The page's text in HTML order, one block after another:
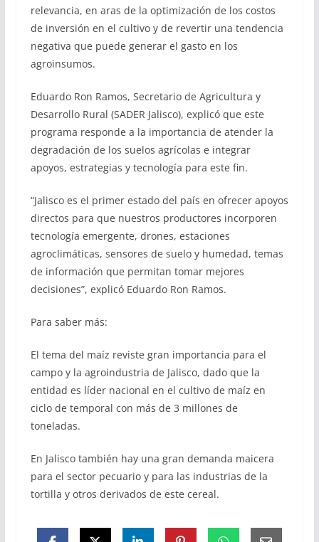
relevancia, en aras de la optimización de los costos
de inversión en el cultivo y de revertir una tendencia
negativa que puede generar el gasto en los
agroinsumos.
Eduardo Ron Ramos, Secretario de Agricultura y
Desarrollo Rural (SADER Jalisco), explicó que este
programa responde a la importancia de atender la
degradación de los suelos agrícolas e integrar
apoyos, estrategias y tecnología para este fin.
“Jalisco es el primer estado del país en ofrecer apoyos
directos para que nuestros productores incorporen
tecnología emergente, drones, estaciones
agroclimáticas, sensores de suelo y humedad, temas
de información que permitan tomar mejores
decisiones”, explicó Eduardo Ron Ramos.
Para saber más:
El tema del maíz reviste gran importancia para el
campo y la agroindustria de Jalisco, dado que la
entidad es líder nacional en el cultivo de maíz en
ciclo de temporal con más de 3 millones de
toneladas.
En Jalisco también hay una gran demanda maicera
para el sector pecuario y para las industrias de la
tortilla y otros derivados de este cereal.